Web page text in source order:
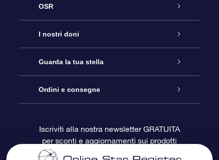
OSR
Assistenza
Contattaci
Blog
OSR Recensioni
I nostri doni
Online Star Gift
Pacchetto regalo OSR
Gift Card OSR
Guarda la tua stella
Registro stellare
Star Page personalizzata
Ordini e consegne
Informazioni di Pagamento
Iscriviti alla nostra newsletter GRATUITA
per sconti e aggiornamenti sui prodotti